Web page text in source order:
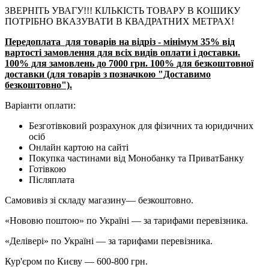
ЗВЕРНІТЬ УВАГУ!!! КІЛЬКІСТЬ ТОВАРУ В КОШИКУ
ПОТРІБНО ВКАЗУВАТИ В КВАДРАТНИХ МЕТРАХ!
Передоплата для товарів на відріз - мінімум 35% від
вартості замовлення для всіх видів оплати і доставки.
100% для замовлень до 7000 грн. 100% для безкоштовної
доставки (для товарів з позначкою "Доставимо
безкоштовно").
Варіанти оплати:
Безготівковий розрахунок для фізичних та юридичних
осіб
Онлайн картою на сайті
Покупка частинами від Монобанку та ПриватБанку
Готівкою
Післяплата
Самовивіз зі складу магазину— безкоштовно.
«Нововю поштою» по Україні — за тарифами перевізника.
«Делівері» по Україні — за тарифами перевізника.
Кур'єром по Києву — 600-800 грн.